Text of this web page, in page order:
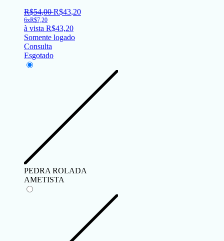
R$54,00 R$43,20
6xR$7,20
à vista R$43,20
Somente logado
Consulta
Esgotado
PEDRA ROLADA
AMETISTA